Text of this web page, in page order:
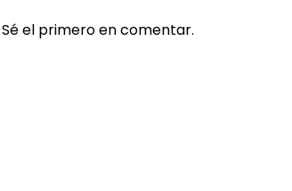
el primero en comentar.